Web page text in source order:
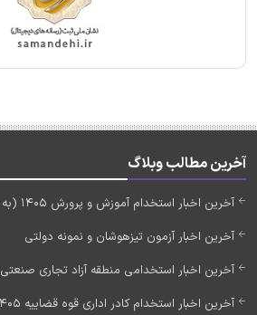
آخرین مطالب وبلاگ
آخرین اخبار استخدام آموزش و پرورش 1405 (به زودی)
آخرین اخبار آزمون تیزهوشان و نمونه دولتی
آخرین اخبار استخدامی منطقه آزاد تجاری صنعتی 1405
آخرین اخبار استخدام کادر اداری قوه قضاییه 1405 (به زودی)